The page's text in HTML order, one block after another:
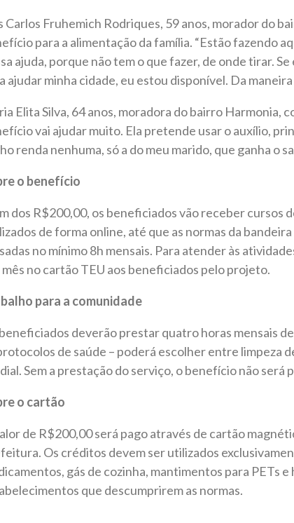
Carlos Fruhemich Rodriques, 59 anos, morador do
para a alimentação da família. “Estão fazendo
ajuda, porque não tem o que fazer, de onde tirar.
ajudar minha cidade, eu estou disponível. Da
Elita Silva, 64 anos, moradora do bairro Harmonia,
vai ajudar muito. Ela pretende usar o auxílio,
renda nenhuma, só a do meu marido, que ganha o
o benefício
dos R$200,00, os beneficiados vão receber cursos
de forma online, até que as normas da
no mínimo 8h mensais. Para atender às
no cartão TEU aos beneficiados pelo projeto.
para a comunidade
deverão prestar quatro horas mensais
de saúde – poderá escolher entre limpeza
Sem a prestação do serviço, o benefício não será
o cartão
de R$200,00 será pago através de cartão
Os créditos devem ser utilizados
gás de cozinha, mantimentos para PETs
que descumprirem as normas.